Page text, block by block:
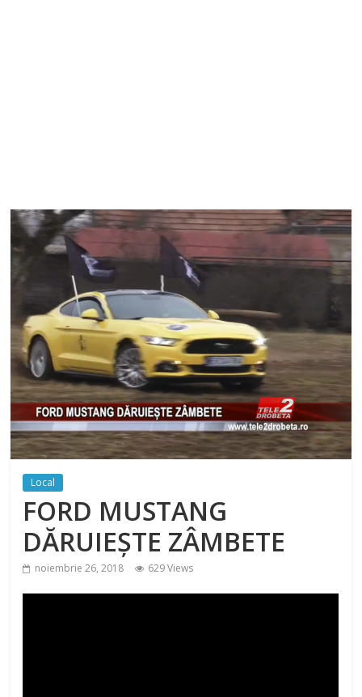
Local
FORD MUSTANG
DĂRUIEȘTE ZÂMBETE
noiembrie 26, 2018 629 Views